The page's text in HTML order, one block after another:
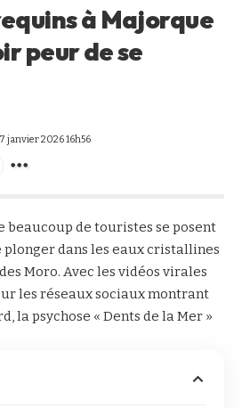
à Majorque
peur de se
janvier 2026 16h56
beaucoup de touristes se posent
dans les eaux cristallines
Moro. Avec les vidéos virales
les réseaux sociaux montrant
la psychose « Dents de la Mer »